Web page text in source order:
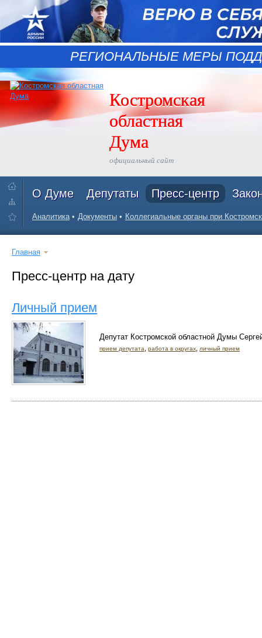
РЕГИОНАЛЬНЫЕ МЕРЫ
Костромская
областная
Дума
официальный сайт
О Думе Депутаты Пресс-центр
Аналитика Документы Коллегиальные органы при
Главная
Пресс-центр на дату
Личный прием
Депутат Костромской областной Думы
прием депутата работа в округах личный прием